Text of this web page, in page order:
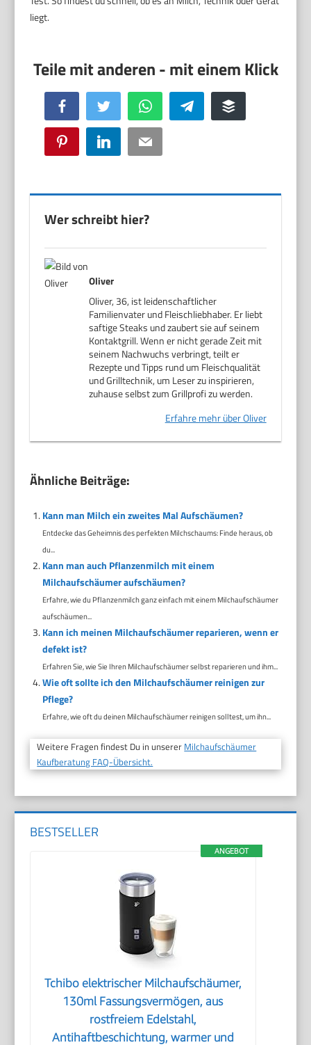
liegt.
Facebook Twitter WhatsApp Telegram Buffer
Pinterest LinkedIn Email
Wer schreibt hier?
Oliver
Oliver, 36, ist leidenschaftlicher
Familienvater und Fleischliebhaber. Er liebt
saftige Steaks und zaubert sie auf seinem
Kontaktgrill. Wenn er nicht gerade Zeit mit
seinem Nachwuchs verbringt, teilt er
Rezepte und Tipps rund um Fleischqualität
und Grilltechnik, um Leser zu inspirieren,
zuhause selbst zum Grillprofi zu werden.
Erfahre mehr über Oliver
Ähnliche Beiträge:
Kann man Milch ein zweites Mal Aufschäumen?
Entdecke das Geheimnis des perfekten Milchschaums: Finde heraus, ob
du...
Kann man auch Pflanzenmilch mit einem
Milchaufschäumer aufschäumen?
Erfahre, wie du Pflanzenmilch ganz einfach mit einem Milchaufschäumer
aufschäumen...
Kann ich meinen Milchaufschäumer reparieren, wenn er
defekt ist?
Erfahren Sie, wie Sie Ihren Milchaufschäumer selbst reparieren und ihm...
Wie oft sollte ich den Milchaufschäumer reinigen zur
Pflege?
Erfahre, wie oft du deinen Milchaufschäumer reinigen solltest, um ihn...
Weitere Fragen findest Du in unserer Milchaufschäumer
Kaufberatung FAQ-Übersicht.
BESTSELLER
ANGEBOT
Tchibo elektrischer Milchaufschäumer,
130ml Fassungsvermögen, aus
rostfreiem Edelstahl,
Antihaftbeschichtung, warmer und